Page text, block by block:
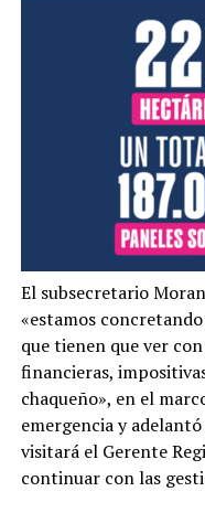
El subsecretario
«estamos
que tienen que ver
financieras,
chaqueño», en el
emergencia y
visitará el Gerente
continuar con las